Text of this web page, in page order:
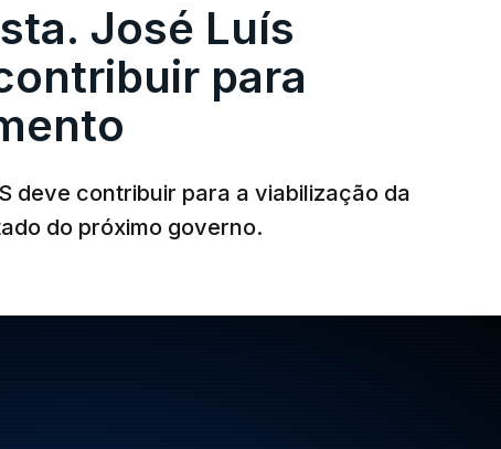
José Luís
para
deve contribuir para a viabilização da
do próximo governo.